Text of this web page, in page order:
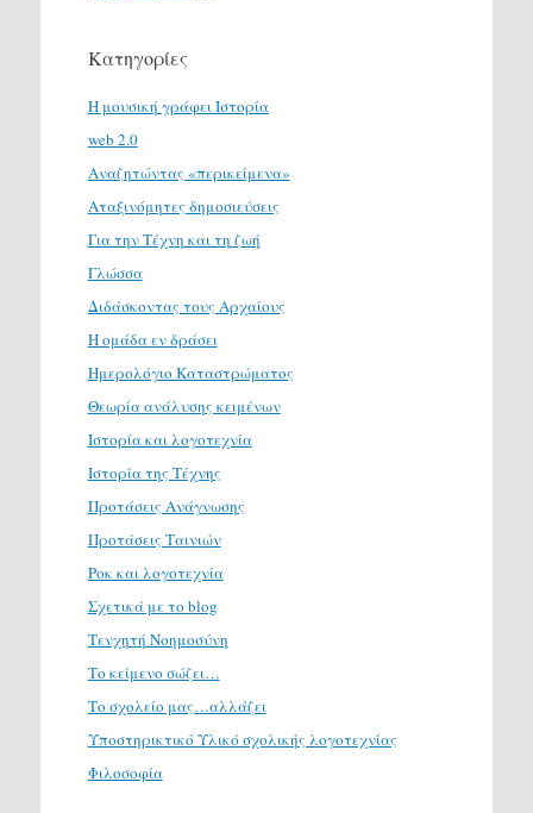
Κατηγορίες
H μουσική γράφει Ιστορία
web 2.0
Αναζητώντας «περικείμενα»
Αταξινόμητες δημοσιεύσεις
Για την Τέχνη και τη ζωή
Γλώσσα
Διδάσκοντας τους Αρχαίους
Η ομάδα εν δράσει
Ημερολόγιο Καταστρώματος
Θεωρία ανάλυσης κειμένων
Ιστορία και λογοτεχνία
Ιστορία της Τέχνης
Προτάσεις Ανάγνωσης
Προτάσεις Ταινιών
Ροκ και λογοτεχνία
Σχετικά με το blog
Τενχητή Νοημοσύνη
Το κείμενο σώζει…
Το σχολείο μας…αλλάζει
Υποστηρικτικό Υλικό σχολικής λογοτεχνίας
Φιλοσοφία